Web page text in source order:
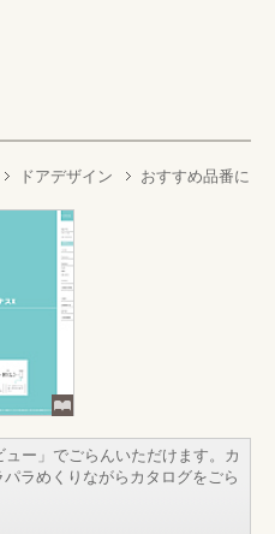
ドアデザイン
おすすめ品番に
ー」でごらんいただけます。カ
ラめくりながらカタログをごら